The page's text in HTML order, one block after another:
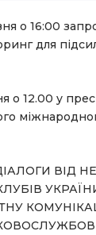
о 16:00
для
о 12.00 у
ВІД